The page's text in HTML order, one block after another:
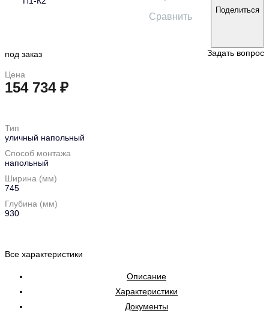
Сравнить
Поделиться
под заказ Задать вопрос
Цена
154 734 ₽
Тип
уличный напольный
Способ монтажа
напольный
Ширина (мм)
745
Глубина (мм)
930
Все характеристики
Описание
Характеристики
Документы